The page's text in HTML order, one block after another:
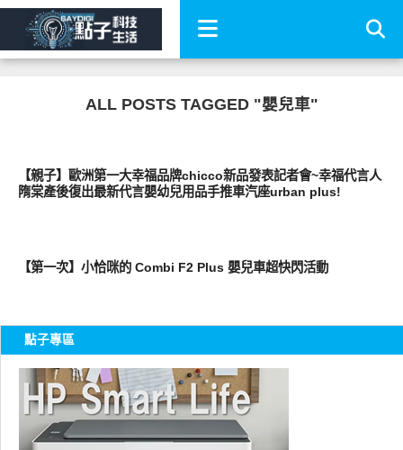
ALL POSTS TAGGED "嬰兒車"
【親子】歐洲第一大幸福品牌chicco新品發表記者會~幸福代言人
隋棠產後復出最新代言嬰幼兒用品手推車汽座urban plus!
【第一次】小恰咪的 Combi F2 Plus 嬰兒車超快閃活動
點子專區